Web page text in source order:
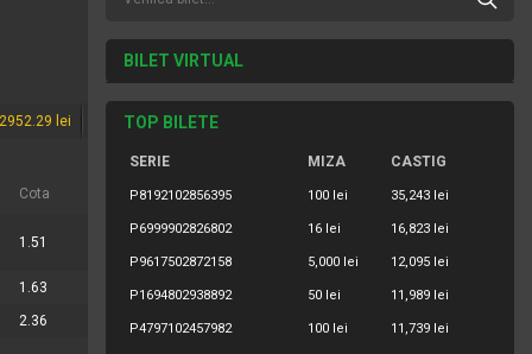
lei
Cota
1.51
1.63
2.36
BILET VIRTUAL
TOP BILETE
SERIE MIZA CASTIG
P8192102856395 100 lei 35,243 lei
P6999902826802 16 lei 16,823 lei
P9617502872158 5,000 lei 12,095 lei
P1694802938892 50 lei 11,989 lei
P4797102457982 100 lei 11,739 lei